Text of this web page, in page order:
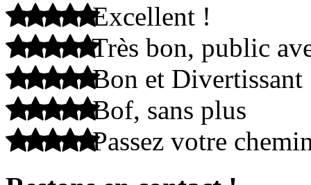
Excellent !
Très bon, public
Bon et Divertissant
Bof, sans plus
Passez votre